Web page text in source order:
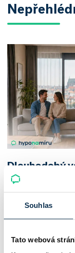
Souhlas
Tato webová
Dlouhodobý
nemovitosti.
vyplatí?
náklady, čas